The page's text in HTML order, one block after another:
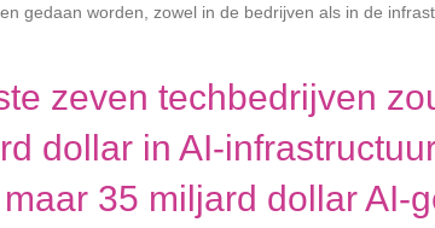
gedaan worden, zowel in de bedrijven als in de
zeven techbedrijven
dollar in AI-
35 miljard dollar AI-